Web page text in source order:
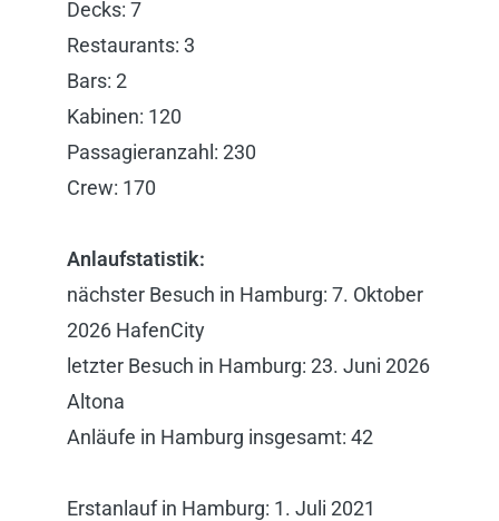
Decks: 7
Restaurants: 3
Bars: 2
Kabinen: 120
Passagieranzahl: 230
Crew: 170
Anlaufstatistik:
nächster Besuch in Hamburg: 7. Oktober
2026 HafenCity
letzter Besuch in Hamburg: 23. Juni 2026
Altona
Anläufe in Hamburg insgesamt: 42
Erstanlauf in Hamburg: 1. Juli 2021